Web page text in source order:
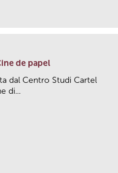
de papel
dal Centro Studi Cartel
di...